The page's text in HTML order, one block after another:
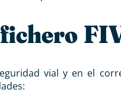
vial y en el